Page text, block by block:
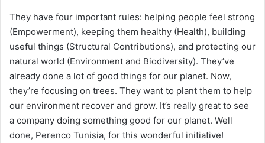
They have four important rules: helping people feel strong
(Empowerment), keeping them healthy (Health), building
useful things (Structural Contributions), and protecting our
natural world (Environment and Biodiversity). They’ve
already done a lot of good things for our planet. Now,
they’re focusing on trees. They want to plant them to help
our environment recover and grow. It’s really great to see
a company doing something good for our planet. Well
done, Perenco Tunisia, for this wonderful initiative!